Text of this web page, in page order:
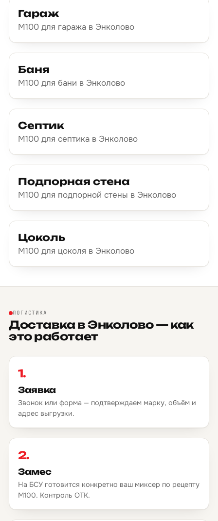
Гараж
М100 для гаража в Энколово
Баня
М100 для бани в Энколово
Септик
М100 для септика в Энколово
Подпорная стена
М100 для подпорной стены в Энколово
Цоколь
М100 для цоколя в Энколово
ЛОГИСТИКА
Доставка в Энколово — как
это работает
1.
Заявка
Звонок или форма — подтверждаем марку, объём и
адрес выгрузки.
2.
Замес
На БСУ готовится конкретно ваш миксер по рецепту
М100. Контроль ОТК.